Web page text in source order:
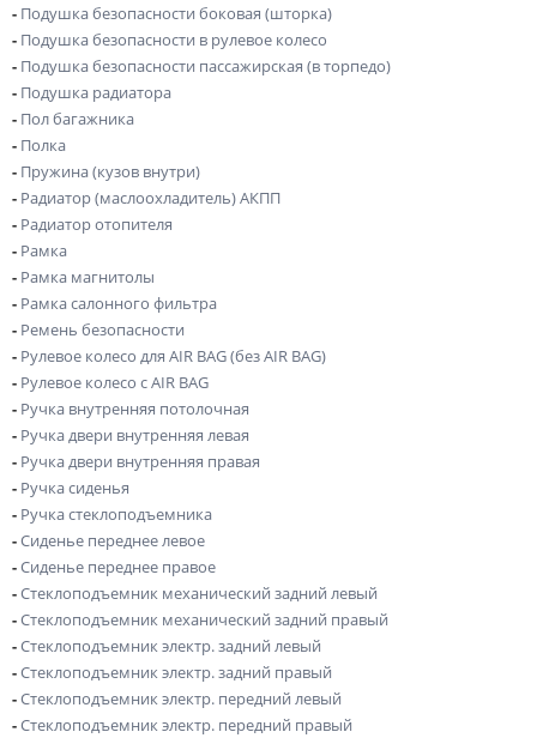
- Подушка безопасности боковая (шторка)
- Подушка безопасности в рулевое колесо
- Подушка безопасности пассажирская (в торпедо)
- Подушка радиатора
- Пол багажника
- Полка
- Пружина (кузов внутри)
- Радиатор (маслоохладитель) АКПП
- Радиатор отопителя
- Рамка
- Рамка магнитолы
- Рамка салонного фильтра
- Ремень безопасности
- Рулевое колесо для AIR BAG (без AIR BAG)
- Рулевое колесо с AIR BAG
- Ручка внутренняя потолочная
- Ручка двери внутренняя левая
- Ручка двери внутренняя правая
- Ручка сиденья
- Ручка стеклоподъемника
-Сиденье переднее левое
-Сиденье переднее правое
-Стеклоподъемник механический задний левый
-Стеклоподъемник механический задний правый
-Стеклоподъемник электр. задний левый
-Стеклоподъемник электр. задний правый
-Стеклоподъемник электр. передний левый
-Стеклоподъемник электр. передний правый